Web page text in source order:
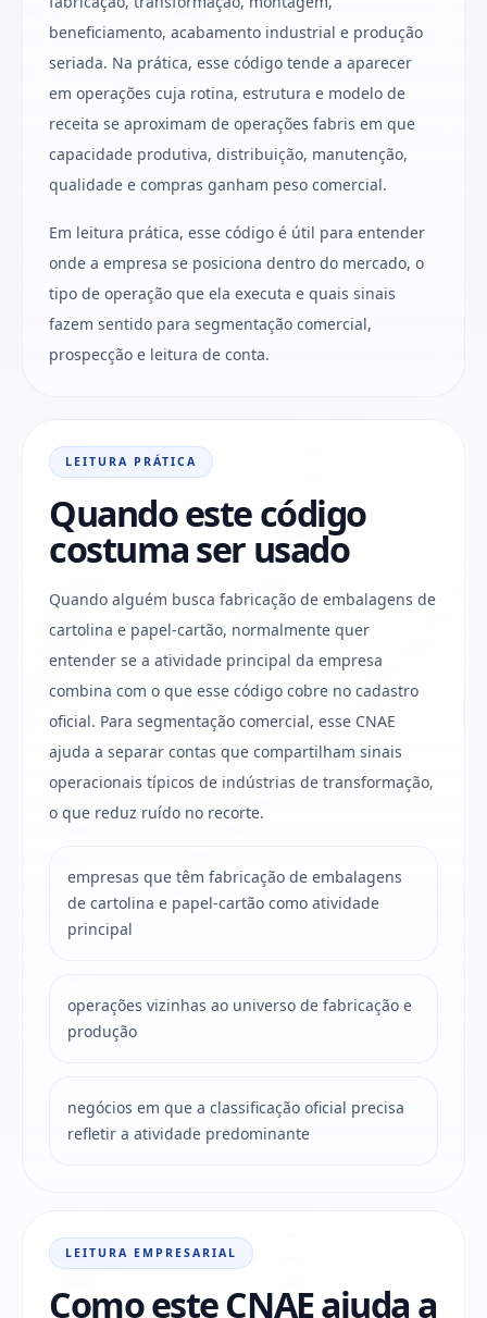
beneficiamento, acabamento industrial e produção
seriada. Na prática, esse código tende a aparecer
em operações cuja rotina, estrutura e modelo de
receita se aproximam de operações fabris em que
capacidade produtiva, distribuição, manutenção,
qualidade e compras ganham peso comercial.
Em leitura prática, esse código é útil para entender
onde a empresa se posiciona dentro do mercado, o
tipo de operação que ela executa e quais sinais
fazem sentido para segmentação comercial,
prospecção e leitura de conta.
LEITURA PRÁTICA
Quando este código
costuma ser usado
Quando alguém busca fabricação de embalagens de
cartolina e papel-cartão, normalmente quer
entender se a atividade principal da empresa
combina com o que esse código cobre no cadastro
oficial. Para segmentação comercial, esse CNAE
ajuda a separar contas que compartilham sinais
operacionais típicos de indústrias de transformação,
o que reduz ruído no recorte.
empresas que têm fabricação de embalagens
de cartolina e papel-cartão como atividade
principal
operações vizinhas ao universo de fabricação e
produção
negócios em que a classificação oficial precisa
refletir a atividade predominante
LEITURA EMPRESARIAL
Como este CNAE ajuda a